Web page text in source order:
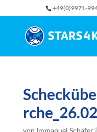
+49(0)9971-
von Immanuel Schäfer|